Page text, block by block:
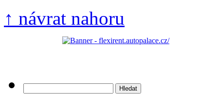
↑ návrat nahoru